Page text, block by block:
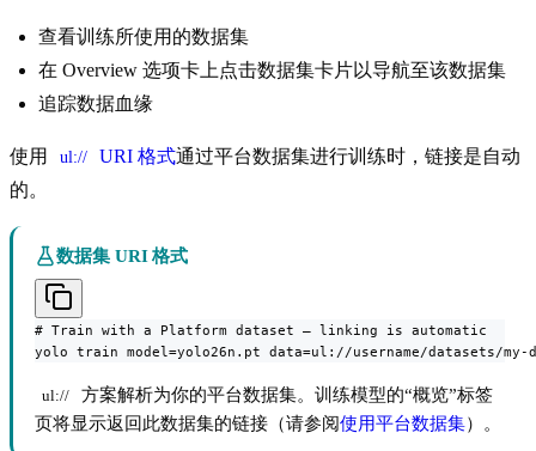
查看训练所使用的数据集
在 Overview 选项卡上点击数据集卡片以导航至该数据集
追踪数据血缘
使用 ul:// URI 格式通过平台数据集进行训练时，链接是自动
的。
数据集 URI 格式
# Train with a Platform dataset — linking is automatic
yolo train model=yolo26n.pt data=ul://username/datasets/my-
ul://
方案解析为你的平台数据集。训练模型的“概览”标签
页将显示返回此数据集的链接（请参阅使用平台数据集）。